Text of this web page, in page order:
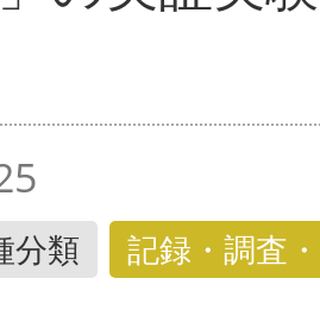
分類 記録・調査